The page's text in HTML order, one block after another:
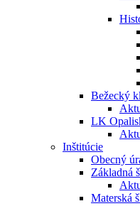
Bežecký
LK
Inštitúcie
Obecný
Základná
Materská